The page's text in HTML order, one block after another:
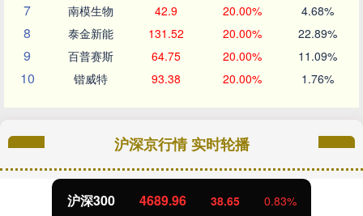
7 南模生物 42.9 20.00% 4.68%
8 泰金新能 131.52 20.00% 22.89%
9 百普赛斯 64.75 20.00% 11.09%
10 锴威特 93.38 20.00% 1.76%
沪深京行情 实时轮播
北证50 1129.72 6.84 0.61%